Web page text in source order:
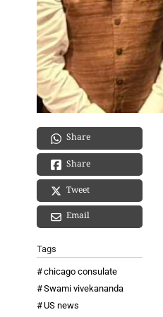
Share
Share
Tweet
Email
Tags
chicago consulate
Swami vivekananda
US news